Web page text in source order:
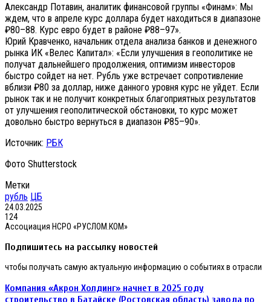
Александр Потавин, аналитик финансовой группы «Финам»: Мы
ждем, что в апреле курс доллара будет находиться в диапазоне
₽80–88. Курс евро будет в районе ₽88–97».
Юрий Кравченко, начальник отдела анализа банков и денежного
рынка ИК «Велес Капитал»: «Если улучшения в геополитике не
получат дальнейшего продолжения, оптимизм инвесторов
быстро сойдет на нет. Рубль уже встречает сопротивление
вблизи ₽80 за доллар, ниже данного уровня курс не уйдет. Если
рынок так и не получит конкретных благоприятных результатов
от улучшения геополитической обстановки, то курс может
довольно быстро вернуться в диапазон ₽85–90».
Источник: РБК
Фото Shutterstock
Метки
рубль ЦБ
24.03.2025
124
Ассоциация НСРО «РУСЛОМ.КОМ»
Подпишитесь на рассылку новостей
чтобы получать самую актуальную информацию о событиях в отрасли
Компания
«Акрон
Компания «Акрон Холдинг» начнет в 2025 году
строительство в Батайске (Ростовская область) завода по